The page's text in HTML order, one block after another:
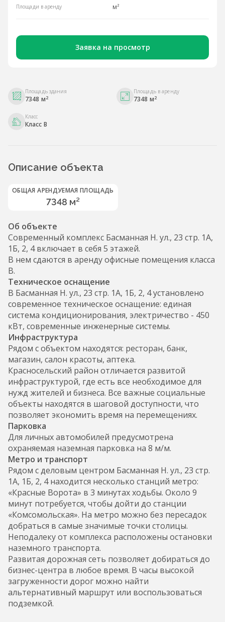
Площади в аренду м²
Заявка на просмотр
Площадь здания
7348 м2
Площадь в аренду
7348 м2
Класс
Класс B
Описание объекта
ОБЩАЯ АРЕНДУЕМАЯ ПЛОЩАДЬ
7348 м²
Об объекте
Современный комплекс Басманная Н. ул., 23 стр. 1А,
1Б, 2, 4 включает в себя 5 этажей.
В нем сдаются в аренду офисные помещения класса
B.
Техническое оснащение
В Басманная Н. ул., 23 стр. 1А, 1Б, 2, 4 установлено
современное техническое оснащение: единая
система кондиционирования, электричество - 450
кВт, современные инженерные системы.
Инфраструктура
Рядом с объектом находятся: ресторан, банк,
магазин, салон красоты, аптека.
Красносельский район отличается развитой
инфраструктурой, где есть все необходимое для
нужд жителей и бизнеса. Все важные социальные
объекты находятся в шаговой доступности, что
позволяет экономить время на перемещениях.
Парковка
Для личных автомобилей предусмотрена
охраняемая наземная парковка на 8 м/м.
Метро и транспорт
Рядом с деловым центром Басманная Н. ул., 23 стр.
1А, 1Б, 2, 4 находится несколько станций метро:
«Красные Ворота» в 3 минутах ходьбы. Около 9
минут потребуется, чтобы дойти до станции
«Комсомольская». На метро можно без пересадок
добраться в самые значимые точки столицы.
Неподалеку от комплекса расположены остановки
наземного транспорта.
Развитая дорожная сеть позволяет добираться до
бизнес-центра в любое время. В часы высокой
загруженности дорог можно найти
альтернативный маршрут или воспользоваться
подземкой.